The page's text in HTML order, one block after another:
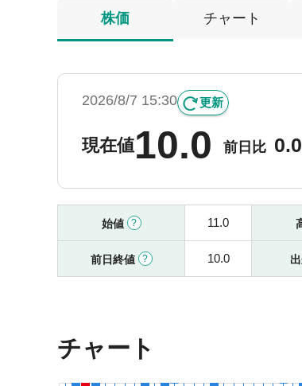
株価 チャート
2026/8/7 15:30 更新
現在値10.0 前日比 0.0
始値 11.0
前日終値 10.0
チャート